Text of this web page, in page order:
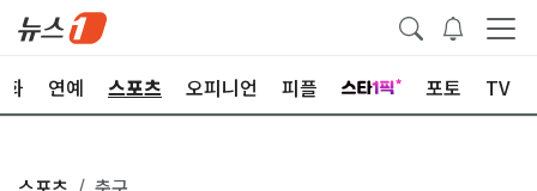
화 연예 스포츠 오피니언 피플 포토 TV